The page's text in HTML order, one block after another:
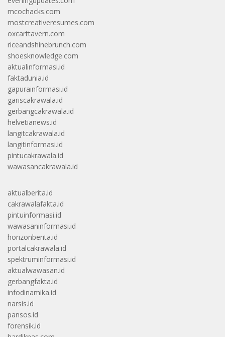
mcochacks.com
mostcreativeresumes.com
oxcarttavern.com
riceandshinebrunch.com
shoesknowledge.com
aktualinformasi.id
faktadunia.id
gapurainformasi.id
gariscakrawala.id
gerbangcakrawala.id
helvetianews.id
langitcakrawala.id
langitinformasi.id
pintucakrawala.id
wawasancakrawala.id
aktualberita.id
cakrawalafakta.id
pintuinformasi.id
wawasaninformasi.id
horizonberita.id
portalcakrawala.id
spektruminformasi.id
aktualwawasan.id
gerbangfakta.id
infodinamika.id
narsis.id
pansos.id
forensik.id